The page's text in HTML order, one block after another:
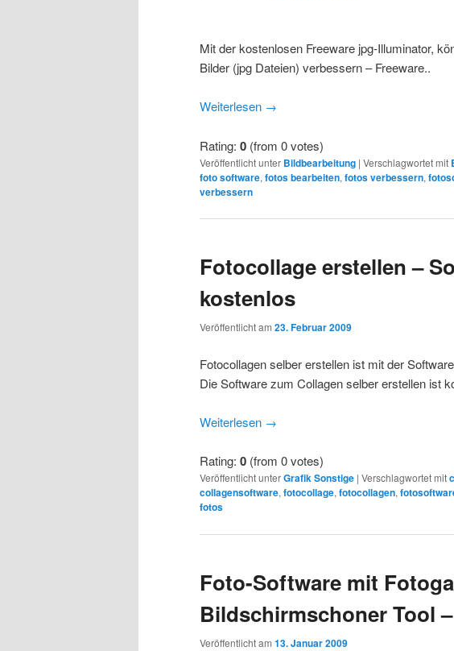
Mit der kostenlosen Freeware jpg-Illuminator,
Bilder (jpg Dateien) verbessern – Freeware..
Weiterlesen →
Rating: 0 (from 0 votes)
Veröffentlicht unter Bildbearbeitung | Verschlagwortet mit
foto software, fotos bearbeiten, fotos verbessern,
verbessern
Fotocollage erstellen –
kostenlos
Veröffentlicht am 23. Februar 2009
Fotocollagen selber erstellen ist mit der
Die Software zum Collagen selber erstellen ist
Weiterlesen →
Rating: 0 (from 0 votes)
Veröffentlicht unterGrafik Sonstige | Verschlagwortet mit
collagensoftware, fotocollage, fotocollagen,
fotos
Foto-Software mit
Bildschirmschoner Tool
Veröffentlicht am 13. Januar 2009